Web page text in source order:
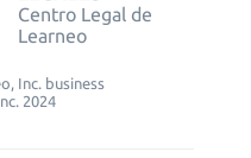
Centro Legal de
Learneo
Inc. business
2024